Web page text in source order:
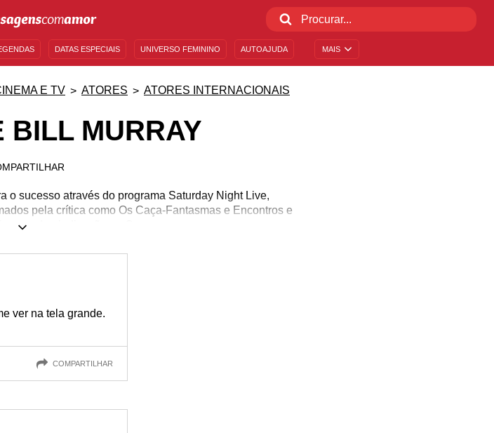
MAIS
DATAS ESPECIAIS UNIVERSO FEMININO AUTOAJUDA
E TV ATORES ATORES INTERNACIONAIS
BILL MURRAY
o sucesso através do programa Saturday Night Live,
pela crítica como Os Caça-Fantasmas e Encontros e
rendeu indicação ao Oscar.
ver na tela grande.
COMPARTILHAR